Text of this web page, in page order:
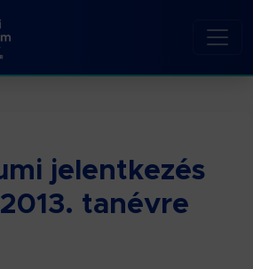
jelentkezés
tanévre